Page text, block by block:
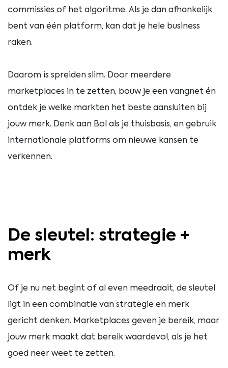
commissies of het algoritme. Als je dan afhankelijk
bent van één platform, kan dat je hele business
raken.
Daarom is spreiden slim. Door meerdere
marketplaces in te zetten, bouw je een vangnet én
ontdek je welke markten het beste aansluiten bij
jouw merk. Denk aan Bol als je thuisbasis, en gebruik
internationale platforms om nieuwe kansen te
verkennen.
De sleutel: strategie +
merk
Of je nu net begint of al even meedraait, de sleutel
ligt in een combinatie van strategie en merk
gericht denken. Marketplaces geven je bereik, maar
jouw merk maakt dat bereik waardevol, als je het
goed neer weet te zetten.